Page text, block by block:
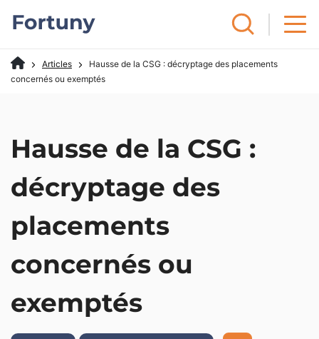
Articles
Hausse de la CSG : décryptage des placements
concernés ou exemptés
Hausse de la CSG :
décryptage des
placements
concernés ou
exemptés